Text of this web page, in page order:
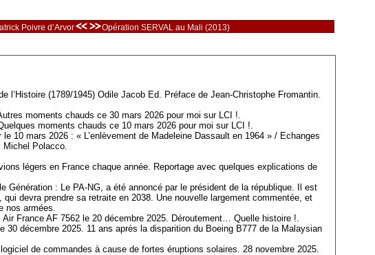
Poivre d’Arvor<< >>Opération SERVAL au Mali (2013)
l’Histoire (1789/1945) Odile Jacob Ed. Préface de Jean-Christophe Fromantin.
moments chauds ce 30 mars 2026 pour moi sur LCI !.
moments chauds ce 10 mars 2026 pour moi sur LCI !.
10 mars 2026 : « L’enlèvement de Madeleine Dassault en 1964 » / Echanges
Polacco.
légers en France chaque année. Reportage avec quelques explications de
Génération : Le PA-NG, a été annoncé par le président de la république. Il est
devra prendre sa retraite en 2038. Une nouvelle largement commentée, et
nos armées.
France AF 7562 le 20 décembre 2025. Déroutement… Quelle histoire !.
30 décembre 2025. 11 ans après la disparition du Boeing B777 de la Malaysian
de commandes à cause de fortes éruptions solaires. 28 novembre 2025.